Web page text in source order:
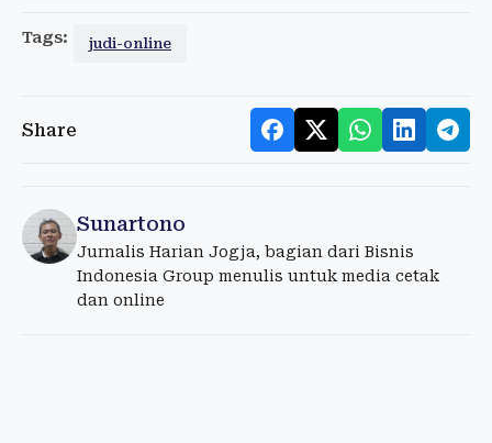
Tags: judi-online
Share
Sunartono
Jurnalis Harian Jogja, bagian dari Bisnis
Indonesia Group menulis untuk media cetak
dan online